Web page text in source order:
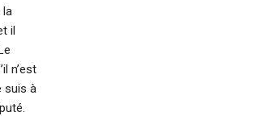
la
il
n’est
suis à